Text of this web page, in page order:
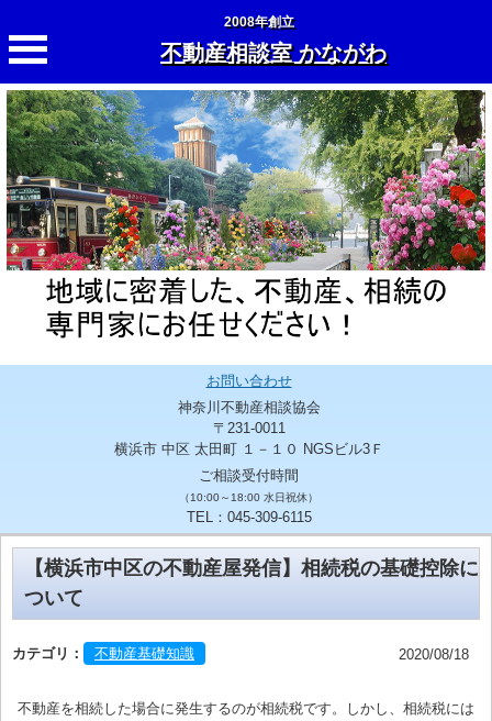
2008年創立
不動産相談室 かながわ
お問い合わせ
神奈川不動産相談協会
〒231-0011
横浜市 中区 太田町 １－１０ NGSビル3Ｆ
ご相談受付時間
（10:00～18:00 水日祝休）
TEL：045-309-6115
【横浜市中区の不動産屋発信】相続税の基礎控除に
ついて
カテゴリ： 不動産基礎知識 2020/08/18
不動産を相続した場合に発生するのが相続税です。しかし、相続税には